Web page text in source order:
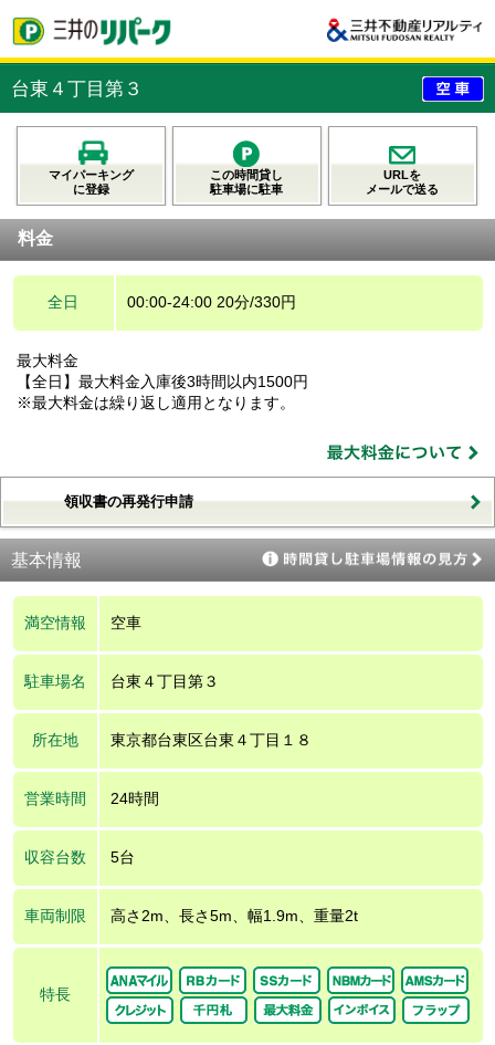
台東４丁目第３
マイパーキング
に登録
この時間貸し
駐車場に駐車
URLを
メールで送る
料金
全日 00:00-24:00 20分/330円
最大料金
【全日】最大料金入庫後3時間以内1500円
※最大料金は繰り返し適用となります。
領収書の再発行申請
基本情報
満空情報 空車
駐車場名 台東４丁目第３
所在地 東京都台東区台東４丁目１８
営業時間 24時間
収容台数 5台
車両制限 高さ2m、長さ5m、幅1.9m、重量2t
特長